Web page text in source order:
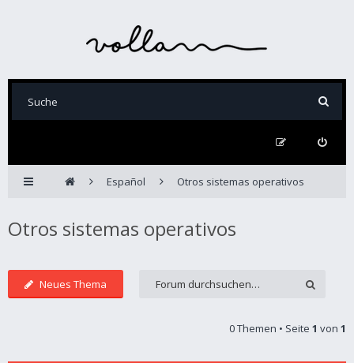
Español Otros sistemas operativos
Otros sistemas operativos
Neues Thema
0 Themen • Seite 1 von 1